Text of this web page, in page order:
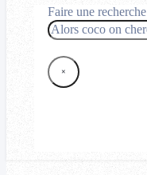
Faire une recherche
Rechercher
×